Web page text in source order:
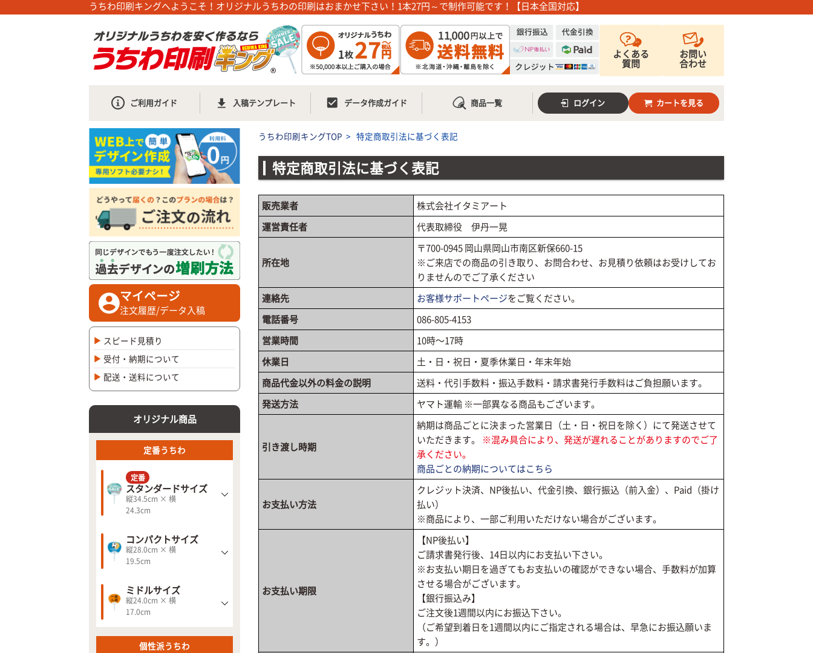
うちわ印刷キングへようこそ！オリジナルうちわの印刷はおまかせ下さい！1本27円～で制作可能です！【日本全国対応】
よくある
質問
お問い
合わせ
ご利用ガイド 入稿テンプレート check_box データ作成ガイド 商品一覧 ログイン カートを見る
マイページ
注文履歴/データ入稿
スピード見積り
受付・納期について
配送・送料について
オリジナル商品
定番うちわ
定番
スタンダードサイズ
縦34.5cm × 横
24.3cm
コンパクトサイズ
縦28.0cm × 横
19.5cm
ミドルサイズ
縦24.0cm × 横
17.0cm
個性派うちわ
うちわ印刷キングTOP > 特定商取引法に基づく表記
特定商取引法に基づく表記
販売業者
株式会社イタミアート
運営責任者
代表取締役 伊丹一晃
所在地
〒700-0945 岡山県岡山市南区新保660-15
※ご来店での商品の引き取り、お問合わせ、お見積り依頼はお受けしてお
りませんのでご了承ください
連絡先
お客様サポートページをご覧ください。
電話番号
086-805-4153
営業時間
10時〜17時
休業日
土・日・祝日・夏季休業日・年末年始
商品代金以外の料金の説明
送料・代引手数料・振込手数料・請求書発行手数料はご負担願います。
発送方法
ヤマト運輸 ※一部異なる商品もございます。
引き渡し時期
納期は商品ごとに決まった営業日（土・日・祝日を除く）にて発送させて
いただきます。 ※混み具合により、発送が遅れることがありますのでご了
承ください。
商品ごとの納期についてはこちら
お支払い方法
クレジット決済、NP後払い、代金引換、銀行振込（前入金）、Paid（掛け
払い）
※商品により、一部ご利用いただけない場合がございます。
お支払い期限
【NP後払い】
ご請求書発行後、14日以内にお支払い下さい。
※お支払い期日を過ぎてもお支払いの確認ができない場合、手数料が加算
させる場合がございます。
【銀行振込み】
ご注文後1週間以内にお振込下さい。
（ご希望到着日を1週間以内にご指定される場合は、早急にお振込願いま
す。）